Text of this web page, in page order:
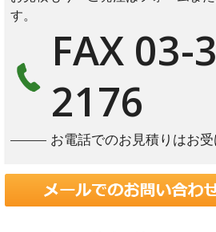
す。
FAX 03-
2176
お電話でのお見積りはお受